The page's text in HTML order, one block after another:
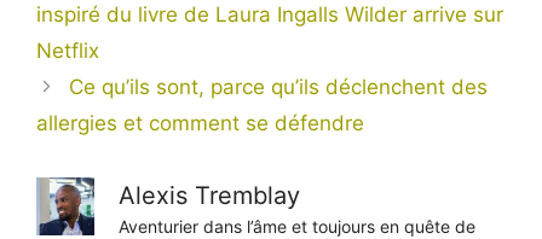
inspiré du livre de Laura Ingalls Wilder arrive sur
Netflix
Ce qu’ils sont, parce qu’ils déclenchent des
allergies et comment se défendre
Alexis Tremblay
Aventurier dans l’âme et toujours en quête de